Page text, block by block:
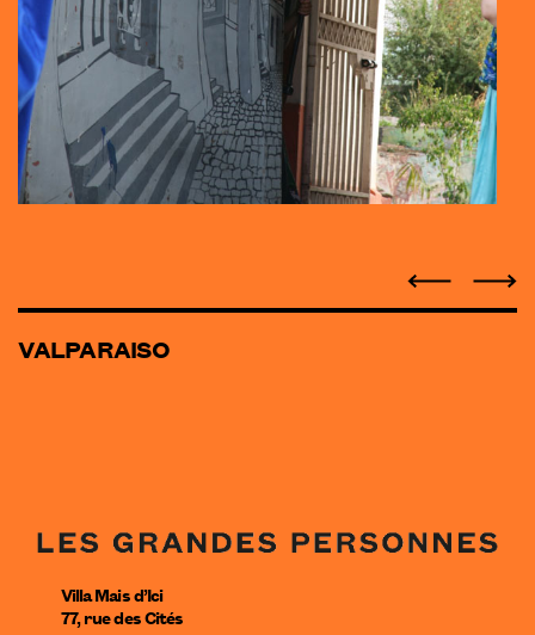
VALPARAISO
Villa Mais d’Ici
77, rue des Cités